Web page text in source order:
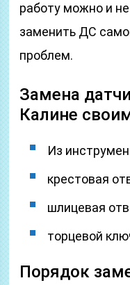
работу можно и
заменить ДС
проблем.
Замена
Калине
Из
крестовая
шлицевая
торцевой
Порядок